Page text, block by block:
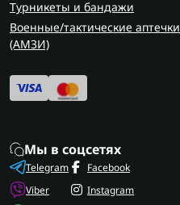
Турникеты и бандажи
Военные/тактические аптечки
(AMЗИ)
Мы в соцсетях
Telegram
Viber
Facebook
Instagram